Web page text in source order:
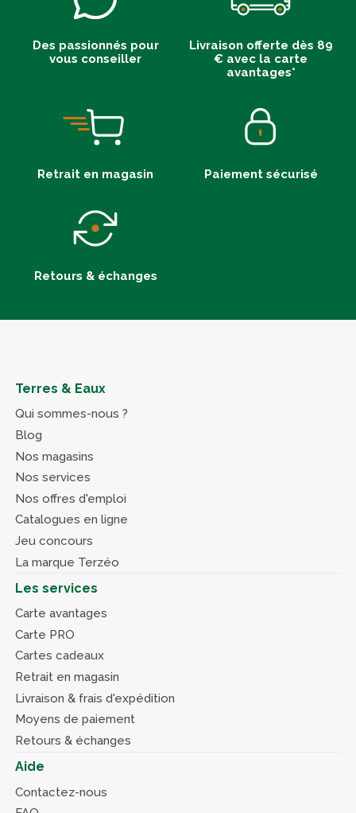
Des passionnés pour
vous conseiller
Livraison offerte dès 89
€ avec la carte
avantages*
Retrait en magasin Paiement sécurisé
Retours & échanges
Terres & Eaux
Qui sommes-nous ?
Blog
Nos magasins
Nos services
Nos offres d'emploi
Catalogues en ligne
Jeu concours
La marque Terzéo
Les services
Carte avantages
Carte PRO
Cartes cadeaux
Retrait en magasin
Livraison & frais d'expédition
Moyens de paiement
Retours & échanges
Aide
Contactez-nous